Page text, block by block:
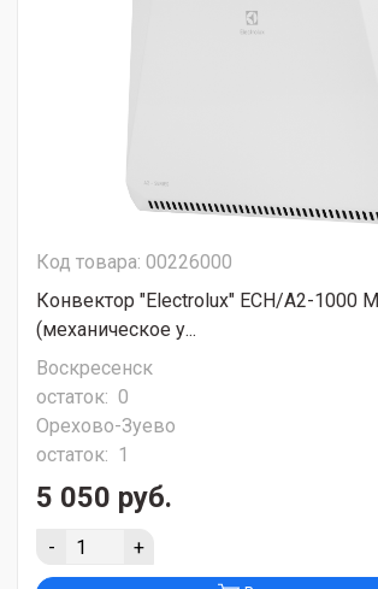
Код товара: 00226000
Конвектор "Electrolux" ECH/A2-1000 M
(механическое у...
Воскресенск
остаток: 0
Орехово-Зуево
остаток: 1
5 050 руб.
- +